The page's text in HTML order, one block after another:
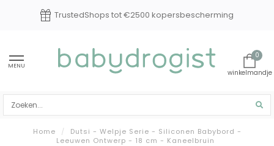
tot €2500 kopersbescherming
MENU
0
Home /
Dutsi - Welpje Serie - Siliconen Babybord -
Leeuwen Ontwerp - 18 cm - Kaneelbruin